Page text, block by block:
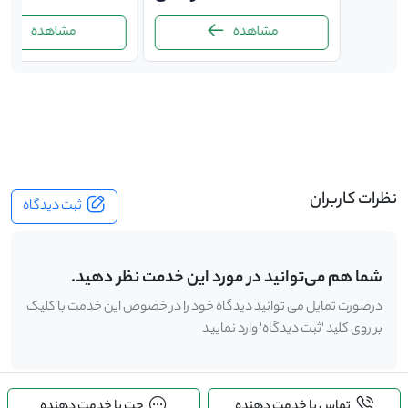
مشاهده مشاهده
نظرات کاربران ثبت دیدگاه
شما هم می‌توانید در مورد این خدمت نظر دهید.
درصورت تمایل می توانید دیدگاه خود را در خصوص این خدمت با کلیک
بر روی کلید 'ثبت دیدگاه' وارد نمایید